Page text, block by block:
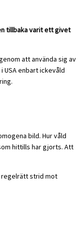
tillbaka varit ett givet
att använda sig av
USA enbart ickevåld
bild. Hur våld
hittills har gjorts. Att
regelrätt strid mot